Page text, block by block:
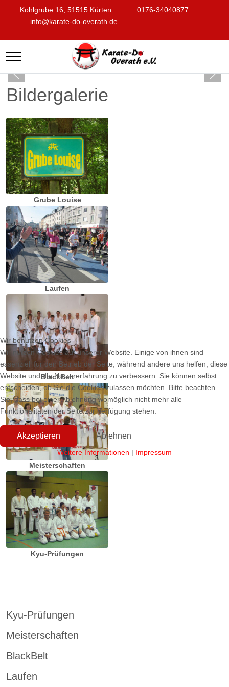
Kohlgrube 16, 51515 Kürten
0176-34040877
info@karate-do-overath.de
Mobile Menu Toggle
Bildergalerie
Grube Louise
Laufen
BlackBelt
Meisterschaften
Kyu-Prüfungen
Kyu-Prüfungen
Meisterschaften
BlackBelt
Laufen
Wir benutzen Cookies
Wir nutzen Cookies auf unserer Website. Einige von ihnen sind
essenziell für den Betrieb der Seite, während andere uns helfen, diese
Website und die Nutzererfahrung zu verbessern. Sie können selbst
entscheiden, ob Sie die Cookies zulassen möchten. Bitte beachten
Sie, dass bei einer Ablehnung womöglich nicht mehr alle
Funktionalitäten der Seite zur Verfügung stehen.
Akzeptieren Ablehnen
Weitere Informationen | Impressum